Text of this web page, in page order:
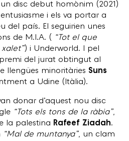
un disc debut homònim (2021)
i els va portar a
del país. El seguirien unes
de M.I.A. (
“Tot el que
) i Underworld. I pel
del jurat obtingut al
llengües minoritàries Suns
a Udine (Itàlia).
donar d’aquest nou disc
“Tots els tons de la ràbia”,
la palestina Rafeef Ziadah.
“Mal de muntanya”, un clam